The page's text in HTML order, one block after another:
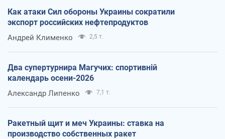
Как атаки Сил обороны Украины сократили
экспорт российских нефтепродуктов
Андрей Клименко 2,5 т.
Два супертурнира Магучих: спортивній
календарь осени-2026
Александр Липенко 7,1 т.
Ракетный щит и меч Украины: ставка на
производство собственных ракет